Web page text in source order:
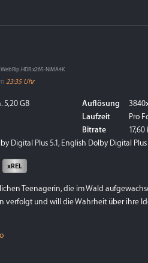
NIMA4K
23:35 Uhr
5,20 GB
Digital Plus 5.1, English Dolby Digital Plus
Auflösung
Laufzeit
Pro
Bitrate
xREL
Teenagerin, die im Wald
verfolgt und will die Wahrheit über ihre